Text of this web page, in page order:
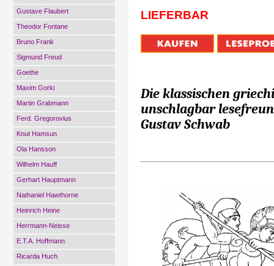
Gustave Flaubert
Theodor Fontane
Bruno Frank
Sigmund Freud
Goethe
Maxim Gorki
Martin Grabmann
Ferd. Gregorovius
Knut Hamsun
Ola Hansson
Wilhelm Hauff
Gerhart Hauptmann
Nathaniel Hawthorne
Heinrich Heine
Herrmann-Neisse
E.T.A. Hoffmann
Ricarda Huch
LIEFERBAR
Die klassischen
unschlagbar
Gustav Schwab